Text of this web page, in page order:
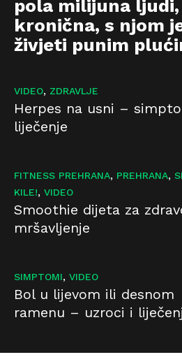
pola milijuna ljudi,
kronična, s njom
živjeti punim
VIDEO, ZDRAVLJE
Herpes na usni –
liječenje
FITNESS PREHRANA, PREHRANA,
KILE!, VIDEO
Smoothie dijeta za
mršavljenje
SIMPTOMI, VIDEO
Bol u lijevom ili desnom
ramenu – uzroci i